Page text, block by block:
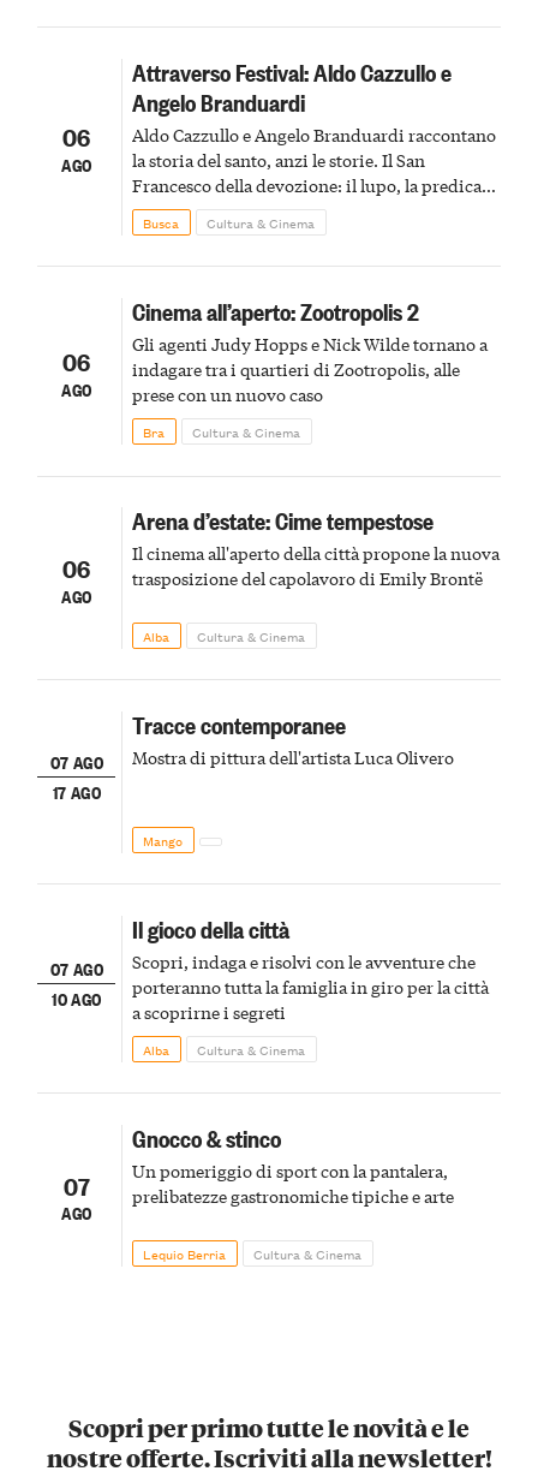
06
AGO
Attraverso Festival: Aldo Cazzullo e
Angelo Branduardi
Aldo Cazzullo e Angelo Branduardi raccontano
la storia del santo, anzi le storie. Il San
Francesco della devozione: il lupo, la predica
agli uccelli, le stimmate
Busca Cultura & Cinema
06
AGO
Cinema all’aperto: Zootropolis 2
Gli agenti Judy Hopps e Nick Wilde tornano a
indagare tra i quartieri di Zootropolis, alle
prese con un nuovo caso
Bra Cultura & Cinema
06
AGO
Arena d’estate: Cime tempestose
Il cinema all'aperto della città propone la nuova
trasposizione del capolavoro di Emily Brontë
Alba Cultura & Cinema
07 AGO
17 AGO
Tracce contemporanee
Mostra di pittura dell'artista Luca Olivero
Mango
07 AGO
10 AGO
Il gioco della città
Scopri, indaga e risolvi con le avventure che
porteranno tutta la famiglia in giro per la città
a scoprirne i segreti
Alba Cultura & Cinema
07
AGO
Gnocco & stinco
Un pomeriggio di sport con la pantalera,
prelibatezze gastronomiche tipiche e arte
Lequio Berria Cultura & Cinema
Scopri per primo tutte le novità e le
nostre offerte. Iscriviti alla newsletter!